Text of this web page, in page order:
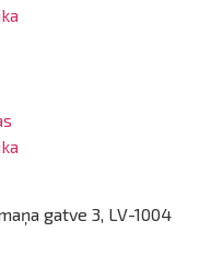
gatve 3, LV-1004